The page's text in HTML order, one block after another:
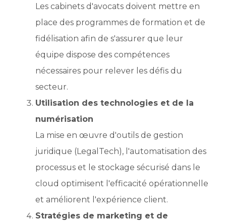
Les cabinets d'avocats doivent mettre en
place des programmes de formation et de
fidélisation afin de s'assurer que leur
équipe dispose des compétences
nécessaires pour relever les défis du
secteur.
Utilisation des technologies et de la
numérisation
La mise en œuvre d'outils de gestion
juridique (LegalTech), l'automatisation des
processus et le stockage sécurisé dans le
cloud optimisent l'efficacité opérationnelle
et améliorent l'expérience client.
Stratégies de marketing et de